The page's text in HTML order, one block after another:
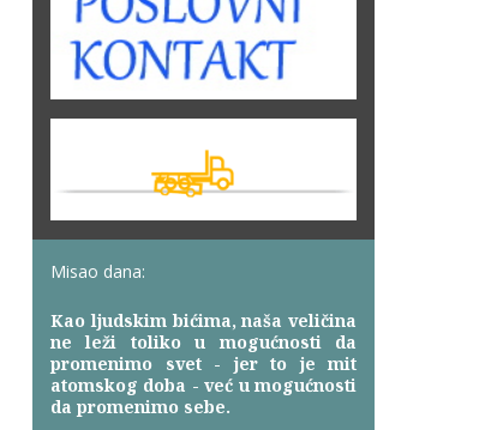
Misao dana:
Kao ljudskim bićima, naša veličina
ne leži toliko u mogućnosti da
promenimo svet - jer to je mit
atomskog doba - već u mogućnosti
da promenimo sebe.